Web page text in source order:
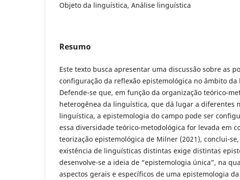
Objeto da linguística, Análise linguística
Resumo
Este texto busca apresentar uma discussão sobre as
configuração da reflexão epistemológica no âmbito da
Defende-se que, em função da organização teórico-
heterogênea da linguística, que dá lugar a diferentes
linguística, a epistemologia do campo pode ser
essa diversidade teórico-metodológica for levada em
teorização epistemológica de Milner (2021), conclui-
existência de linguísticas distintas exige distintas
desenvolve-se a ideia de “epistemologia única”, na
aspectos gerais e específicos de uma epistemologia